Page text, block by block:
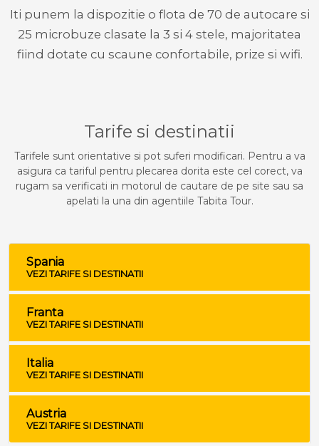
Iti punem la dispozitie o flota de 70 de autocare si
25 microbuze clasate la 3 si 4 stele, majoritatea
fiind dotate cu scaune confortabile, prize si wifi.
Tarife si destinatii
Tarifele sunt orientative si pot suferi modificari. Pentru a va
asigura ca tariful pentru plecarea dorita este cel corect, va
rugam sa verificati in motorul de cautare de pe site sau sa
apelati la una din agentiile Tabita Tour.
Spania
VEZI TARIFE SI DESTINATII
Franta
VEZI TARIFE SI DESTINATII
Italia
VEZI TARIFE SI DESTINATII
Austria
VEZI TARIFE SI DESTINATII